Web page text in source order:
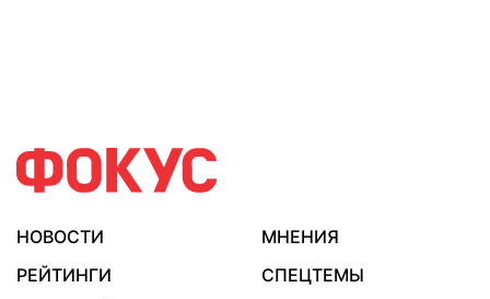
НОВОСТИ
МНЕНИЯ
РЕЙТИНГИ
СПЕЦТЕМЫ